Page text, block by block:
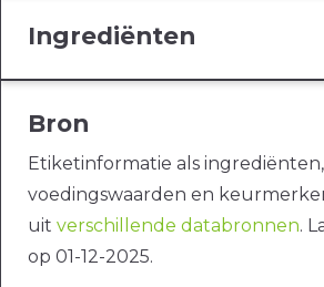
Ingrediënten
Bron
Etiketinformatie als ingrediënten,
voedingswaarden en
uit verschillende databronnen.
op 01-12-2025.